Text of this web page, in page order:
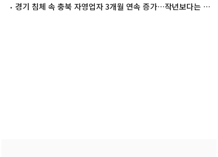
경기 침체 속 충북 자영업자 3개월 연속 증가…작년보다는 줄